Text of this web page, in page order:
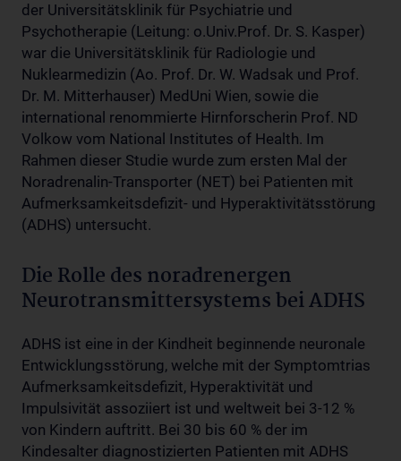
der Universitätsklinik für Psychiatrie und
Psychotherapie (Leitung: o.Univ.Prof. Dr. S. Kasper)
war die Universitätsklinik für Radiologie und
Nuklearmedizin (Ao. Prof. Dr. W. Wadsak und Prof.
Dr. M. Mitterhauser) MedUni Wien, sowie die
international renommierte Hirnforscherin Prof. ND
Volkow vom National Institutes of Health. Im
Rahmen dieser Studie wurde zum ersten Mal der
Noradrenalin-Transporter (NET) bei Patienten mit
Aufmerksamkeitsdefizit- und Hyperaktivitätsstörung
(ADHS) untersucht.
Die Rolle des noradrenergen
Neurotransmittersystems bei ADHS
ADHS ist eine in der Kindheit beginnende neuronale
Entwicklungsstörung, welche mit der Symptomtrias
Aufmerksamkeitsdefizit, Hyperaktivität und
Impulsivität assoziiert ist und weltweit bei 3-12 %
von Kindern auftritt. Bei 30 bis 60 % der im
Kindesalter diagnostizierten Patienten mit ADHS